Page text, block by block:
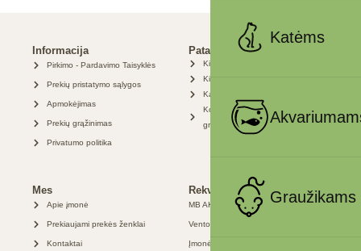
Katėms
Graužikams
Informacija
Pirkimo - Pardavimo Taisyklės
Prekių pristatymo sąlygos
Apmokėjimas
Prekių grąžinimas
Privatumo politika
Patarimai
Kiek reikia grunto?
Kiek maisto šuniui (pagal svorį)
Kaip pasirinkti kraiką katei
Koks kraikas geriausias
graužikams
Mes
Apie įmonė
Prekiaujami prekės ženklai
Kontaktai
Rekvizitai
MB AKVANAMAI
Ventos g. 49, LT-89147 Mažeikiai
Įmonės kodas: 306367166